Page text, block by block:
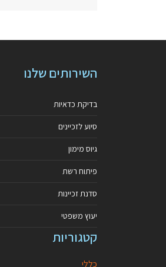
השירותים שלנו
בדיקת כדאיות
סיוע לזכיינים
גיוס מימון
פיתוח רשת
סדנת זכיינות
יעוץ משפטי
קטגוריות
כללי